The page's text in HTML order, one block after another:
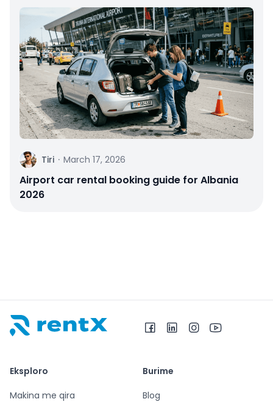
T Tiri · March 17, 2026
Airport car rental booking guide for Albania
2026
Eksploro
Makina me qira
Burime
Blog